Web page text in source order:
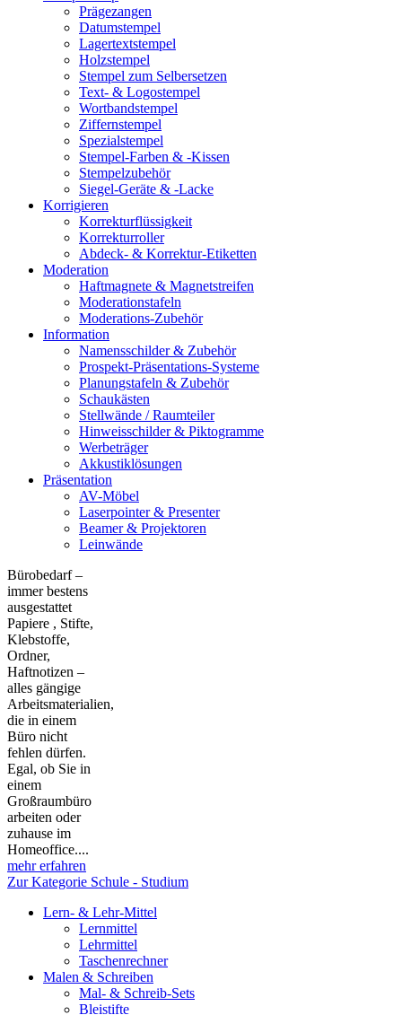
Prägezangen
Datumstempel
Lagertextstempel
Holzstempel
Stempel zum Selbersetzen
Text- & Logostempel
Wortbandstempel
Ziffernstempel
Spezialstempel
Stempel-Farben & -Kissen
Stempelzubehör
Siegel-Geräte & -Lacke
Korrigieren
Korrekturflüssigkeit
Korrekturroller
Abdeck- & Korrektur-Etiketten
Moderation
Haftmagnete & Magnetstreifen
Moderationstafeln
Moderations-Zubehör
Information
Namensschilder & Zubehör
Prospekt-Präsentations-Systeme
Planungstafeln & Zubehör
Schaukästen
Stellwände / Raumteiler
Hinweisschilder & Piktogramme
Werbeträger
Akkustiklösungen
Präsentation
AV-Möbel
Laserpointer & Presenter
Beamer & Projektoren
Leinwände
Bürobedarf –
immer bestens
ausgestattet
Papiere , Stifte,
Klebstoffe,
Ordner,
Haftnotizen –
alles gängige
Arbeitsmaterialien,
die in einem
Büro nicht
fehlen dürfen.
Egal, ob Sie in
einem
Großraumbüro
arbeiten oder
zuhause im
Homeoffice....
mehr erfahren
Zur Kategorie Schule - Studium
Lern- & Lehr-Mittel
Lernmittel
Lehrmittel
Taschenrechner
Malen & Schreiben
Mal- & Schreib-Sets
Bleistifte